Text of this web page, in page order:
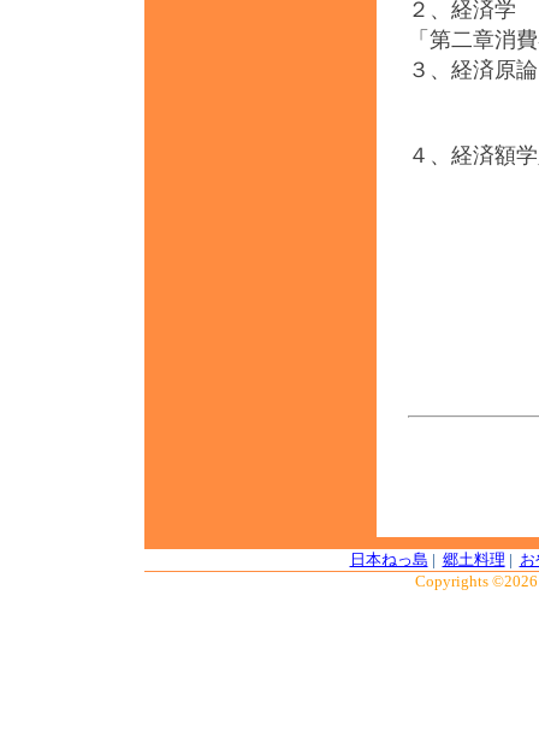
２、経済
「第二章消
３、経済原
４、経済額
日本ねっ島 | 郷土料理 |
Copyrights ©2026